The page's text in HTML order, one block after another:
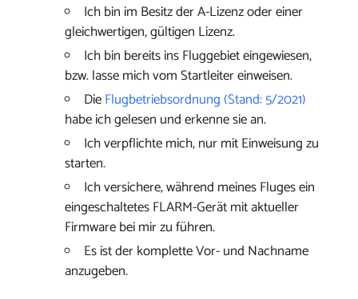
Ich bin im Besitz der A-Lizenz oder einer
gleichwertigen, gültigen Lizenz.
Ich bin bereits ins Fluggebiet eingewiesen,
bzw. lasse mich vom Startleiter einweisen.
DieFlugbetriebsordnung (Stand: 5/2021)
habe ich gelesen und erkenne sie an.
Ich verpflichte mich, nur mit Einweisung zu
starten.
Ich versichere, während meines Fluges ein
eingeschaltetes FLARM-Gerät mit aktueller
Firmware bei mir zu führen.
Es ist der komplette Vor- und Nachname
anzugeben.